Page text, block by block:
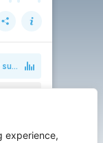
experience,